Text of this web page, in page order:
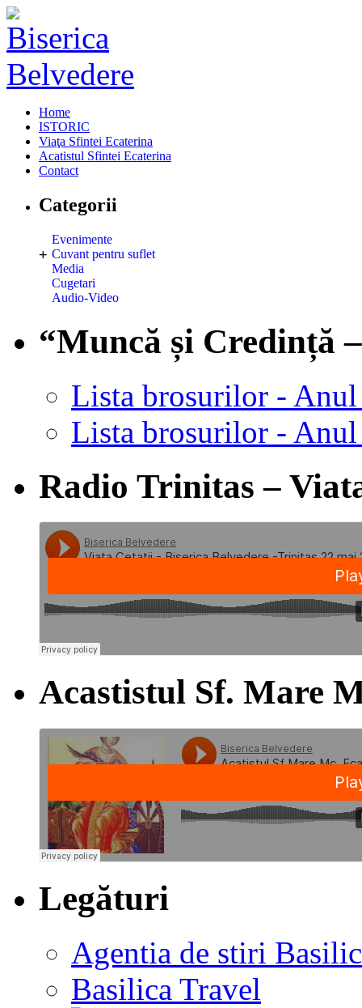
Home
ISTORIC
Viaţa Sfintei Ecaterina
Acatistul Sfintei Ecaterina
Contact
Categorii
Evenimente
+ Cuvant pentru suflet
Media
Cugetari
Audio-Video
“Muncă și Credință
Lista brosurilor -
Lista brosurilor -
Radio Trinitas –
Acastistul Sf. Mare
Legături
Agentia de stiri
Basilica Travel